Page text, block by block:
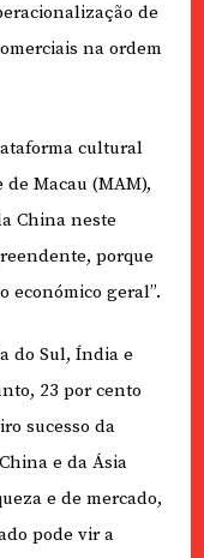
de
na ordem
cultural
de Macau (MAM),
China neste
porque
económico geral”.
do Sul, Índia e
23 por cento
sucesso da
e da Ásia
e de mercado,
pode vir a